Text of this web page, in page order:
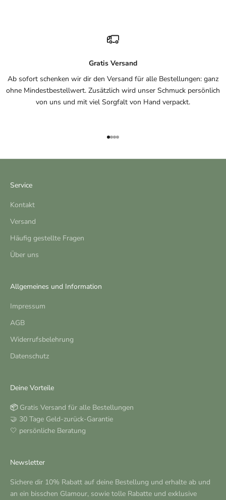
Gratis Versand
Ab sofort schenken wir dir den Versand für alle Bestellungen: ganz
ohne Mindestbestellwert. Zusätzlich wird unser Schmuck persönlich
von uns und mit viel Sorgfalt von Hand verpackt.
Gehe zu Element 1
Gehe zu Element 2
Gehe zu Element 3
Gehe zu Element 4
Service
Kontakt
Versand
Häufig gestellte Fragen
Über uns
Allgemeines und Information
Impressum
AGB
Widerrufsbelehrung
Datenschutz
Deine Vorteile
📦 Gratis Versand für alle Bestellungen
🤝 30 Tage Geld-zurück-Garantie
🤍 persönliche Beratung
Newsletter
Sichere dir 10% Rabatt auf deine Bestellung und erhalte ab und
an ein bisschen Glamour, sowie tolle Rabatte und exklusive